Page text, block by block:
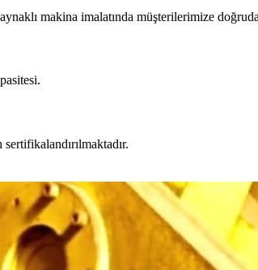
makina imalatında müşterilerimize